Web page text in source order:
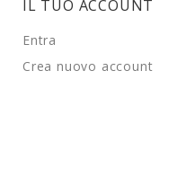
IL TUO ACCOUNT
Entra
Crea nuovo account